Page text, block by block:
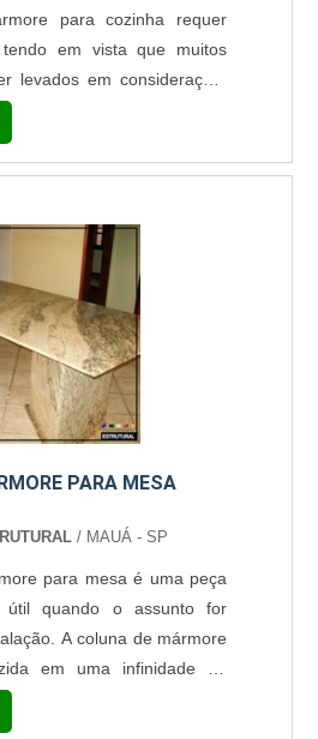
para cozinha requer
em vista que muitos
levados em consideração.
mesmo de fechar o contrato
é importante ficar claro que
importante tendo em vista
de granitos
Alguns tipos de
Cada mode....
PARA MESA
/ MAUÁ - SP
para mesa é uma peça
quando o assunto for
A coluna de mármore
em uma infinidade de
com isso, é possível
diferentes soluções em